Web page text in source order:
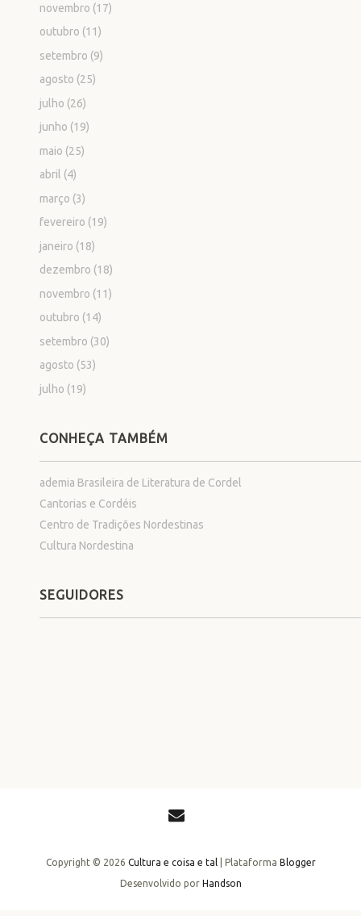
novembro (17)
outubro (11)
setembro (9)
agosto (25)
julho (26)
junho (19)
maio (25)
abril (4)
março (3)
fevereiro (19)
janeiro (18)
dezembro (18)
novembro (11)
outubro (14)
setembro (30)
agosto (53)
julho (19)
CONHEÇA TAMBÉM
ademia Brasileira de Literatura de Cordel
Cantorias e Cordéis
Centro de Tradições Nordestinas
Cultura Nordestina
SEGUIDORES
Copyright © 2026 Cultura e coisa e tal| Plataforma Blogger
Desenvolvido por Handson